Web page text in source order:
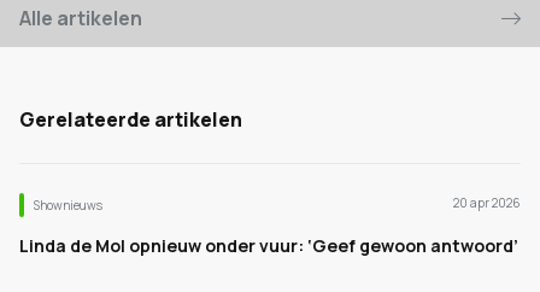
Alle artikelen
Gerelateerde artikelen
Shownieuws 20 apr 2026
Linda de Mol opnieuw onder vuur: ‘Geef gewoon antwoord’